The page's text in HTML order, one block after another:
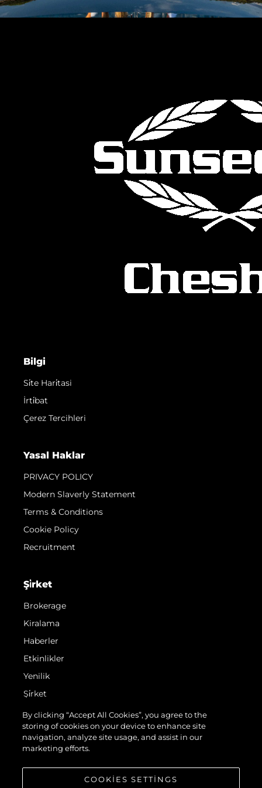
Bilgi
Si̇te Hari̇tasi
İrti̇bat
Çerez Tercihleri
Yasal Haklar
PRIVACY POLICY
Modern Slaverly Statement
Terms & Conditions
Cookie Policy
Recruitment
Şi̇rket
Brokerage
Kiralama
Haberler
Etkinlikler
Yenilik
Şi̇rket
Ekip
Yaşam Şekli̇
Mi̇ras
By clicking “Accept All Cookies”, you agree to the
storing of cookies on your device to enhance site
navigation, analyze site usage, and assist in our
marketing efforts.
COOKIES SETTINGS